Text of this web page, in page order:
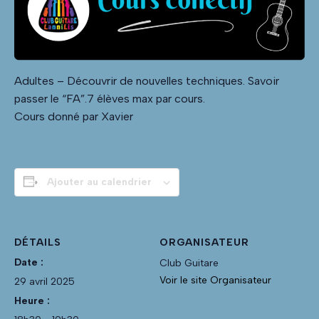
Adultes – Découvrir de nouvelles techniques. Savoir
passer le “FA”.7 élèves max par cours.
Cours donné par Xavier
Ajouter au calendrier
DÉTAILS
Date :
29 avril 2025
Heure :
ORGANISATEUR
Club Guitare
Voir le site Organisateur